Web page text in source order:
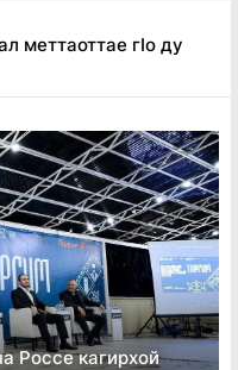
меттаоттае гӏо ду
Россе кагирхой